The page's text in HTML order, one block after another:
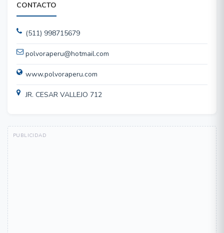
CONTACTO
(511) 998715679
polvoraperu@hotmail.com
www.polvoraperu.com
JR. CESAR VALLEJO 712